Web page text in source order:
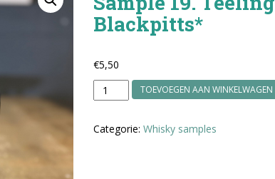
Blackpitts*
€5,50
Sample
19.
Blackpitts*
TOEVOEGEN AAN WINKELWAGEN
Categorie: Whisky samples